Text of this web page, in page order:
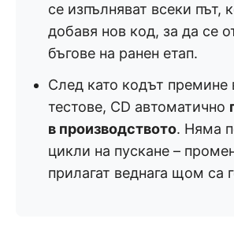
се изпълняват всеки път,
добавя нов код, за да се
бъгове на ранен етап.
След като кодът премине
тестове, CD автоматично
в производството. Няма
цикли на пускане –
прилагат веднага щом са